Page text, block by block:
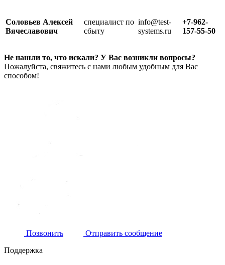
Соловьев Алексей
Вячеславович
специалист по
сбыту
info@test-
systems.ru
+7-962-
157-55-50
Не нашли то, что искали? У Вас возникли вопросы?
Пожалуйста, свяжитесь с нами любым удобным для Вас
способом!
Позвонить
Отправить сообщение
Поддержка